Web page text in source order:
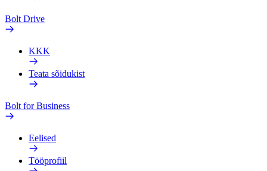
Bolt Drive
KKK
Teata sõidukist
Bolt for Business
Eelised
Tööprofiil